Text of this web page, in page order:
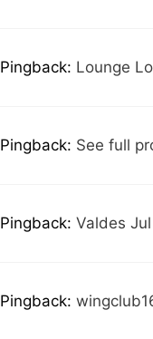
Pingback: Lounge
Pingback: See full
Pingback: Valdes
Pingback: